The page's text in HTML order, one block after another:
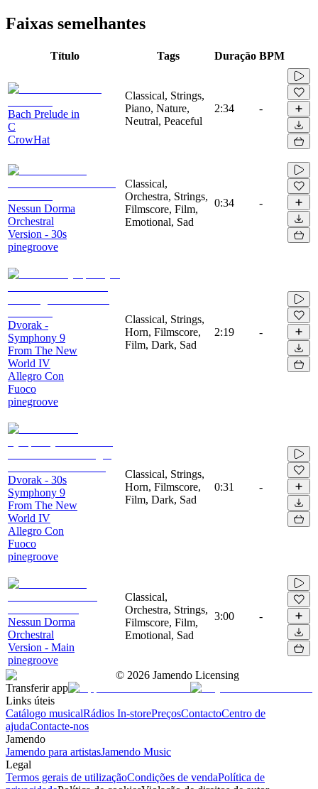
Faixas semelhantes
Título Tags Duração BPM
Bach Prelude in
C
CrowHat
Classical, Strings,
Piano, Nature,
Neutral, Peaceful
2:34 -
Nessun Dorma
Orchestral
Version - 30s
pinegroove
Classical,
Orchestra, Strings,
Filmscore, Film,
Emotional, Sad
0:34 -
Dvorak -
Symphony 9
From The New
World IV
Allegro Con
Fuoco
pinegroove
Classical, Strings,
Horn, Filmscore,
Film, Dark, Sad
2:19 -
Dvorak - 30s
Symphony 9
From The New
World IV
Allegro Con
Fuoco
pinegroove
Classical, Strings,
Horn, Filmscore,
Film, Dark, Sad
0:31 -
Nessun Dorma
Orchestral
Version - Main
pinegroove
Classical,
Orchestra, Strings,
Filmscore, Film,
Emotional, Sad
3:00 -
© 2026 Jamendo Licensing
Transferir app
Links úteis
Catálogo musicalRádios In-storePreçosContactoCentro de
ajudaContacte-nos
Jamendo
Jamendo para artistasJamendo Music
Legal
Termos gerais de utilizaçãoCondições de vendaPolítica de